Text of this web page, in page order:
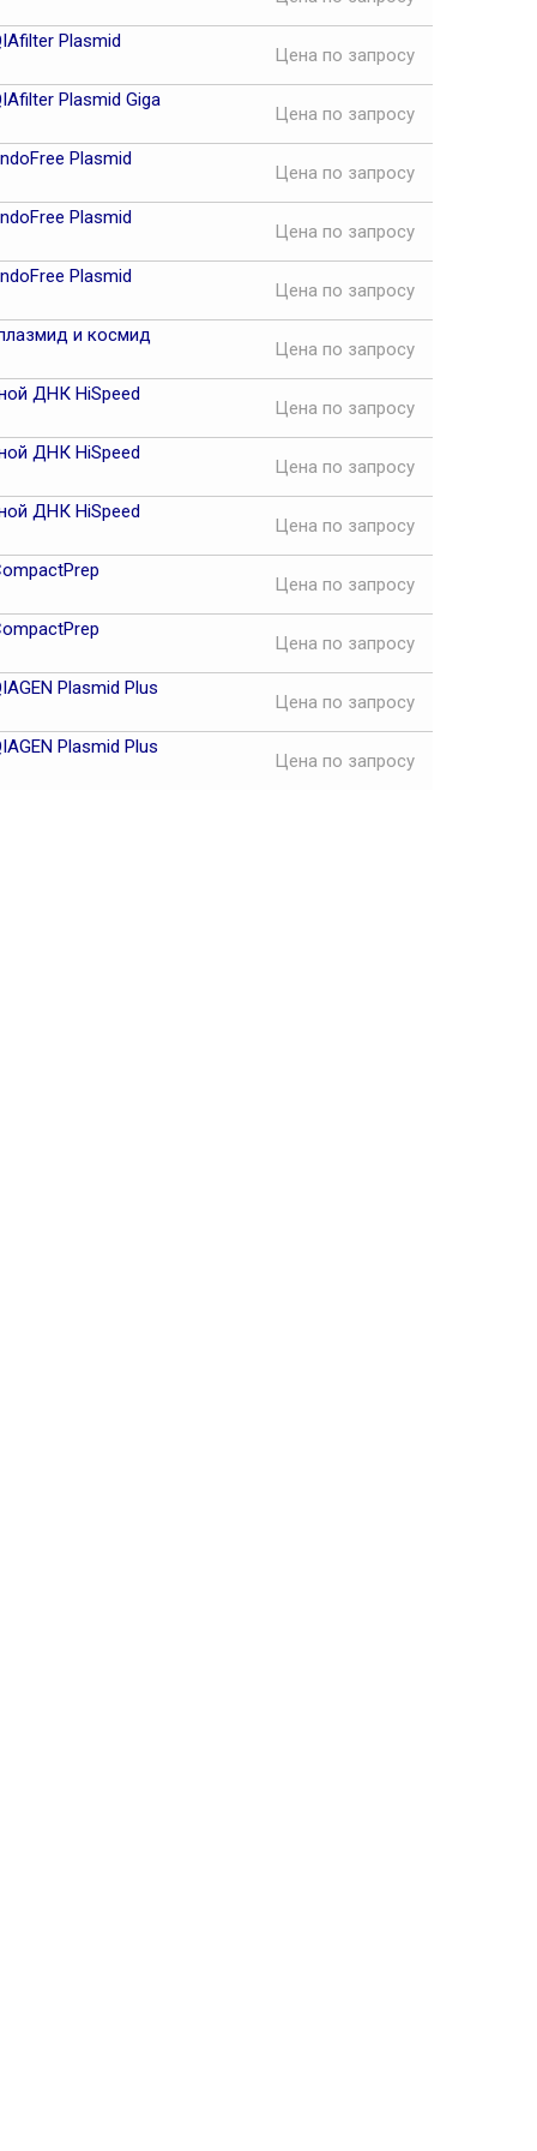
Plasmid
Цена по запросу
Plasmid Giga
Цена по запросу
Plasmid
Цена по запросу
Plasmid
Цена по запросу
Plasmid
Цена по запросу
и космид
Цена по запросу
ДНК HiSpeed
Цена по запросу
ДНК HiSpeed
Цена по запросу
ДНК HiSpeed
Цена по запросу
Цена по запросу
Цена по запросу
Plasmid Plus
Цена по запросу
Plasmid Plus
Цена по запросу